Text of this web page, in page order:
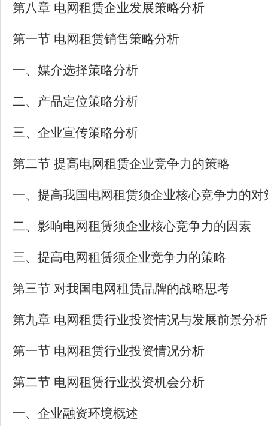
第八章 电网租赁企业发展策略分析
第一节 电网租赁销售策略分析
一、媒介选择策略分析
二、产品定位策略分析
三、企业宣传策略分析
第二节 提高电网租赁企业竞争力的策略
一、提高我国电网租赁须企业核心竞争力的对
二、影响电网租赁须企业核心竞争力的因素
三、提高电网租赁须企业竞争力的策略
第三节 对我国电网租赁品牌的战略思考
第九章 电网租赁行业投资情况与发展前景分析
第一节 电网租赁行业投资情况分析
第二节 电网租赁行业投资机会分析
一、企业融资环境概述